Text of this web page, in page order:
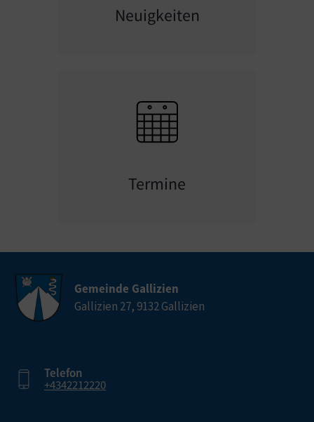
Neuigkeiten
Termine
Gemeinde Gallizien
Gallizien 27, 9132 Gallizien
Telefon
+4342212220